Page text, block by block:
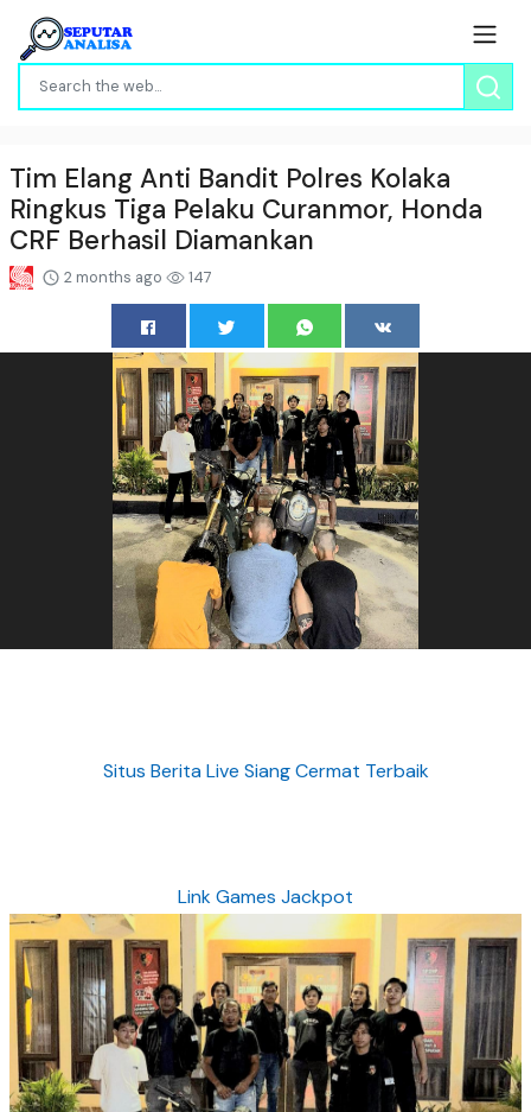
Tim Elang Anti Bandit Polres Kolaka
Ringkus Tiga Pelaku Curanmor, Honda
CRF Berhasil Diamankan
2 months ago 147
Situs Berita Live Siang Cermat Terbaik
Link Games Jackpot